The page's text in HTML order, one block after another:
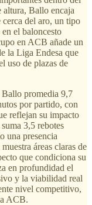
Ballo encaja
del aro, un tipo
el baloncesto
en ACB añade un
la Liga Endesa que
uso de plazas de
Ballo promedia 9,7
por partido, con
reflejan su impacto
3,5 rebotes
una presencia
áreas claras de
que condiciona su
en profundidad el
y la viabilidad real
nivel competitivo,
ACB.